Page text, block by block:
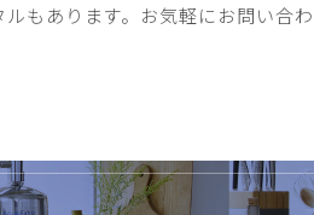
もあります。お気軽にお問い合わ